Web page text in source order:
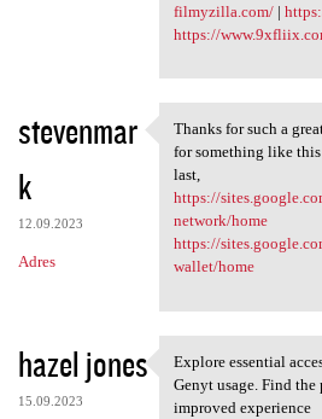
filmyzilla.com/|
https://
stevenmar
k
12.09.2023
Adres
Thanks for such
Thanks for such a
for something like
last,
https://
network/home
https://
wallet/home
hazel jones
15.09.2023
Explore essential
Explore essential
Genyt usage. Find the
improved experience